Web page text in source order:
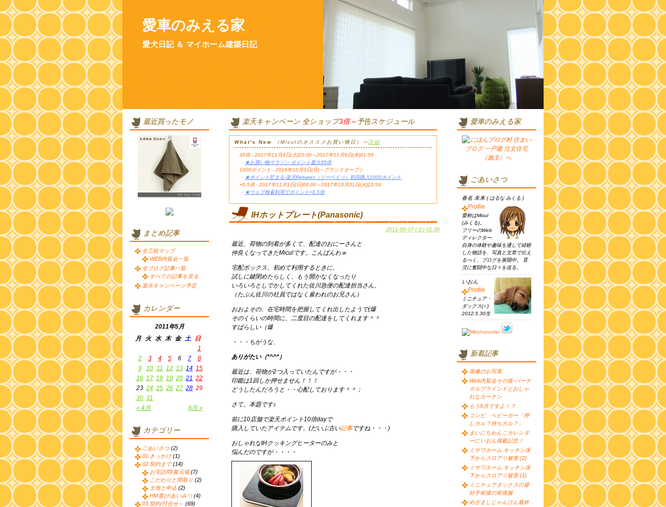
愛車のみえる家
愛犬日記 ＆ マイホーム建築日記
楽天キャンペーン 全ショップ3倍～予告スケジュール
What's New （Miculのオススメお買い物日）⇒詳細
35倍 - 2017年11月4日(土)20:00～2017年11月9日(木)01:59
・ ★お買い物マラソン ポイント最大35倍
1000ポイント - 2016年10月3日(月)～グランドオープン
・ ★ポイント貯まる-楽天Rebates（リーベイツ）初回購入1000ポイント
+0.5倍 - 2017年11月1日(日)00:00～2017年10月31日(火)23:59
・ ★ウェブ検索利用でポイント+0.5倍
IHホットプレート(Panasonic)
2011-05-07 (土) 01:30
最近、荷物の到着が多くて、配達のおにーさんと
仲良くなってきたMiculです。こんばんわｗ
宅配ボックス、初めて利用するときに、
試しに鍵閉めたらしく、もう開かなくなったり
いろいろとしでかしてくれた佐川急便の配達担当さん。
（たぶん佐川の社員ではなく雇われのお兄さん）
おおよその、在宅時間を把握してくれ出したようで(爆
そのくらいの時間に、二度目の配達をしてくれます＾＾
すばらしい（爆
・・・ちがうな、
ありがたい（*^^*）
最近は、荷物が2つ入っていたんですが・・・
印鑑は1回しか押せません！！！
どうしたんだろうと・・心配しております＾＾；
さて。本題です♪
前に10店舗で楽天ポイント10倍dayで
購入していたアイテムです。(だいぶ古い記事ですね・・・)
おしゃれなIHクッキングヒーターのみと
悩んだのですが・・・・
最近買ったモノ
まとめ記事
全工程マップ
WEB内覧会一覧
全ブログ記事一覧
すべての記事を見る
楽天キャンペーン予定
カレンダー
2011年5月
月
火 水 木 金 土 日
« 4月 6月 »
1
2
3 4 5 6 7
8
9
10 11 12 13 14 15
16 17 18 19 20 21 22
23 24 25 26 27 28 29
30 31
カテゴリー
ごあいさつ (2)
01.きっかけ (1)
02.契約まで(14)
お宅訪問/展示場(7)
こだわりと間取り (2)
土地と申込 (2)
HM選び/あいみつ (4)
03.契約/打合せ～ (69)
愛車のみえる家
ごあいさつ
春名 未来 ( はるな みくる )
Profile
愛称はMicul
(みくる)。
フリーのWeb
ディレクター.
自身の体験や趣味を通して経験
した物語を、写真と文章で伝え
るべく、ブログを展開中。 育
児に奮闘中な日々を送る。
いおん
Profile
ミニチュア・
ダックス(♀)
2012.5.30生
新着記事
画像のお写真
Web内覧会その後-バーチ
カルブラインドとおしゃ
れなカーテン
もう6月ですよ！？
コンビ ベビーカー「押
しカル？持ちカル？」
まいにちわんこカレンダ
ーにいおん掲載記念！
ミサワホーム キッチン床
下からクロアリ被害 (2)
ミサワホーム キッチン床
下からクロアリ被害 (1)
ミニチュアダックスの避
妊手術後の術後服
めざましじゃんけん最終